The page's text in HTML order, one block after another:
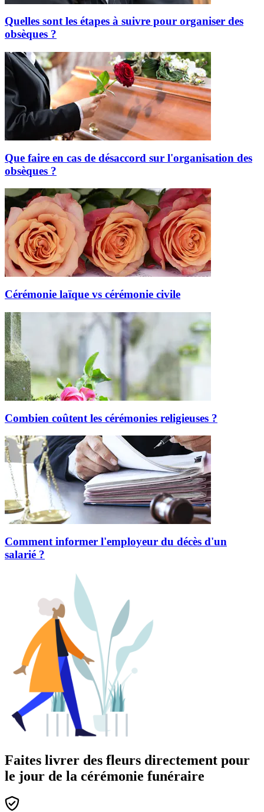
Quelles sont les étapes à suivre pour organiser des
obsèques ?
Que faire en cas de désaccord sur l'organisation des
obsèques ?
Cérémonie laïque vs cérémonie civile
Combien coûtent les cérémonies religieuses ?
Comment informer l'employeur du décès d'un
salarié ?
Faites livrer des fleurs directement pour
le jour de la cérémonie funéraire